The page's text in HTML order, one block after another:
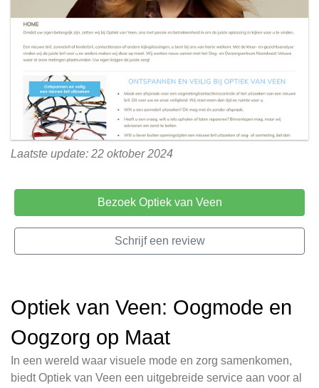
Laatste update: 22 oktober 2024
Bezoek Optiek van Veen
Schrijf een review
Optiek van Veen: Oogmode en
Oogzorg op Maat
In een wereld waar visuele mode en zorg samenkomen,
biedt Optiek van Veen een uitgebreide service aan voor al